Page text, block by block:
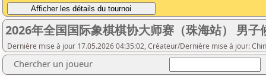
2026年全国国际象棋棋协大师赛（珠海站） 男子
Dernière mise à jour 17.05.2026 04:35:02, Créateur/Dernière mise à jour:
Chercher un joueur